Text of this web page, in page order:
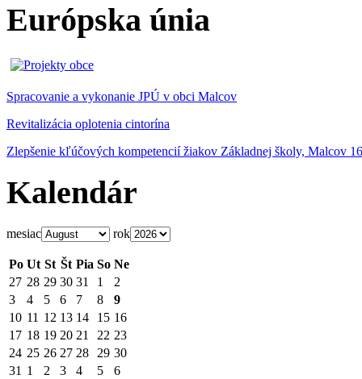
Európska únia
Spracovanie a vykonanie JPÚ v obci Malcov
Revitalizácia oplotenia cintorína
Zlepšenie kľúčových kompetencií žiakov Základnej školy, Malcov 16
Kalendár
mesiac rok
Po Ut St Št Pia So Ne
27 28 29 30 31 1
2
3
4 5 6 7 8
9
10 11 12 13 14 15 16
17 18 19 20 21 22 23
24 25 26 27 28 29 30
31 1 2 3 4 5 6